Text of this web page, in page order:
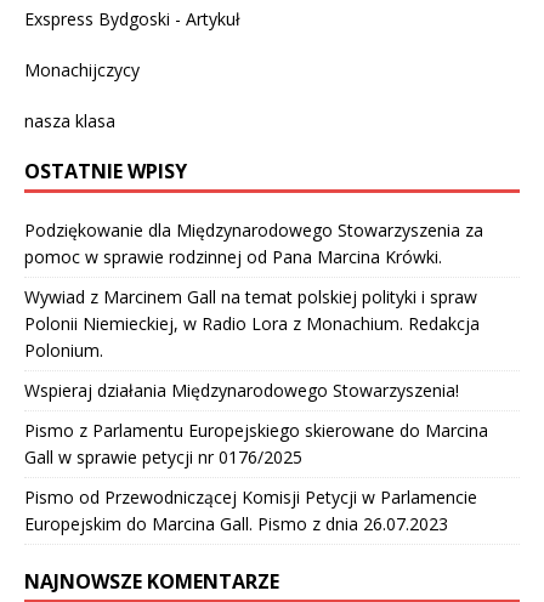
Exspress Bydgoski - Artykuł
Monachijczycy
nasza klasa
OSTATNIE WPISY
Podziękowanie dla Międzynarodowego Stowarzyszenia za
pomoc w sprawie rodzinnej od Pana Marcina Krówki.
Wywiad z Marcinem Gall na temat polskiej polityki i spraw
Polonii Niemieckiej, w Radio Lora z Monachium. Redakcja
Polonium.
Wspieraj działania Międzynarodowego Stowarzyszenia!
Pismo z Parlamentu Europejskiego skierowane do Marcina
Gall w sprawie petycji nr 0176/2025
Pismo od Przewodniczącej Komisji Petycji w Parlamencie
Europejskim do Marcina Gall. Pismo z dnia 26.07.2023
NAJNOWSZE KOMENTARZE